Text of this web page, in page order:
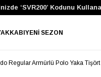
‘SVR200’ Kodunu
YENI SEZON
Regular Armürlü Polo Yaka Tişört